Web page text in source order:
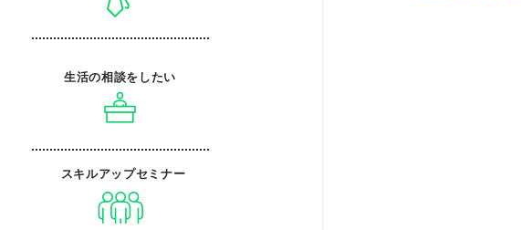
スキルアップセミナー
生活の相談をしたい